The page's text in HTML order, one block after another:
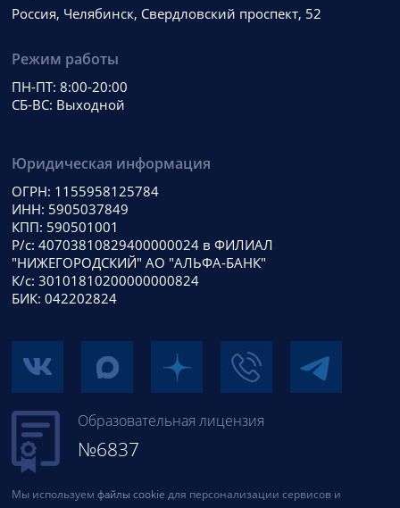
Россия, Челябинск, Свердловский проспект, 52
Режим работы
ПН-ПТ: 8:00-20:00
СБ-ВС: Выходной
Юридическая информация
ОГРН: 1155958125784
ИНН: 5905037849
КПП: 590501001
Р/с: 40703810829400000024 в ФИЛИАЛ
"НИЖЕГОРОДСКИЙ" АО "АЛЬФА-БАНК"
К/с: 30101810200000000824
БИК: 042202824
Образовательная лицензия
№6837
Мы используем файлы cookie для персонализации сервисов и